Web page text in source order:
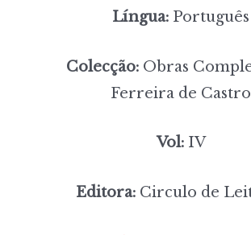
Língua: Português
Colecção:Obras
Ferreira de Castro
Vol:IV
Editora:Circulo de